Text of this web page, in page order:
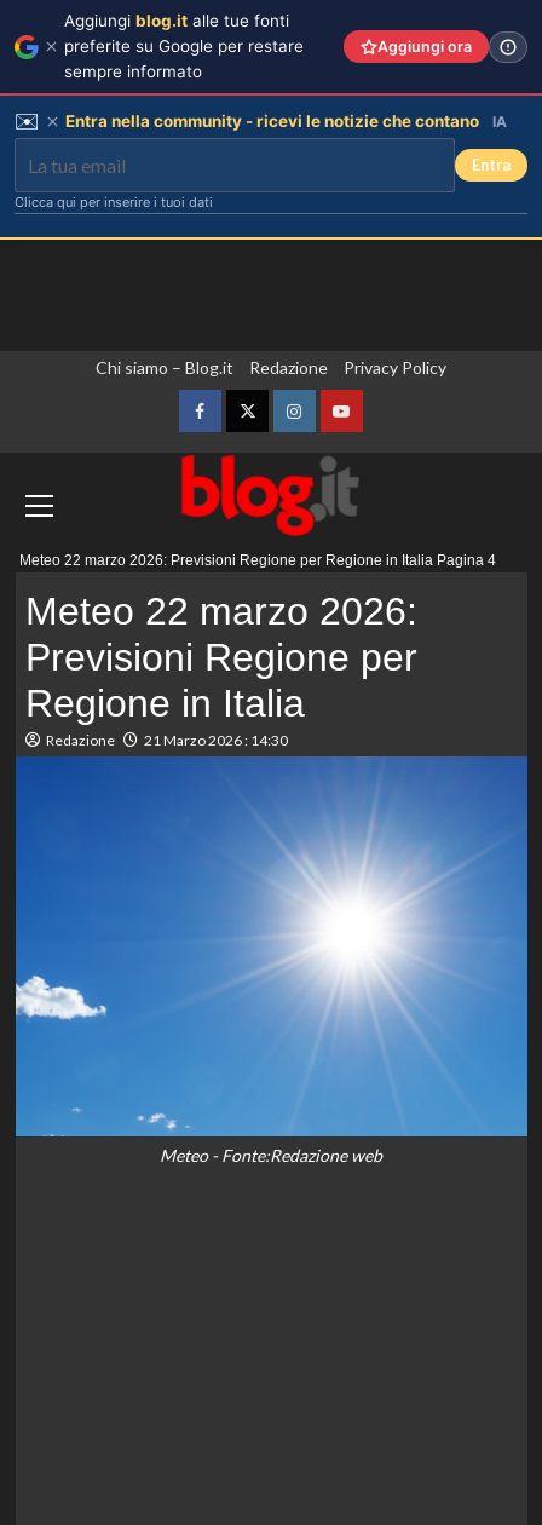
Chi siamo – Blog.it Redazione Privacy Policy
FacebookTwitterInstagramYouTube
Meteo 22 marzo 2026: Previsioni Regione per Regione in Italia Pagina 4
Meteo 22 marzo 2026:
Previsioni Regione per
Regione in Italia
Redazione 21 Marzo 2026 : 14:30
Meteo - Fonte:Redazione web
Aggiungi blog.it alle tue fonti
preferite su Google per restare
sempre informato
Aggiungi ora
✉️ Entra nella community - ricevi le notizie che contano IA
Entra
Clicca qui per inserire i tuoi dati